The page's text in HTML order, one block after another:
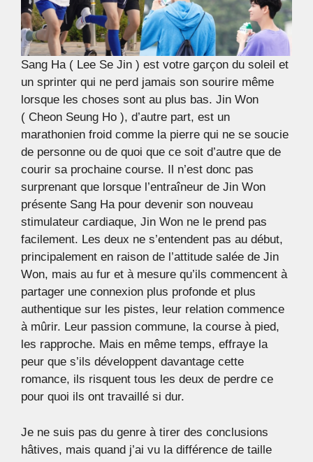
Sang Ha ( Lee Se Jin ) est votre garçon du soleil et
un sprinter qui ne perd jamais son sourire même
lorsque les choses sont au plus bas. Jin Won
( Cheon Seung Ho ), d’autre part, est un
marathonien froid comme la pierre qui ne se soucie
de personne ou de quoi que ce soit d’autre que de
courir sa prochaine course. Il n’est donc pas
surprenant que lorsque l’entraîneur de Jin Won
présente Sang Ha pour devenir son nouveau
stimulateur cardiaque, Jin Won ne le prend pas
facilement. Les deux ne s’entendent pas au début,
principalement en raison de l’attitude salée de Jin
Won, mais au fur et à mesure qu’ils commencent à
partager une connexion plus profonde et plus
authentique sur les pistes, leur relation commence
à mûrir. Leur passion commune, la course à pied,
les rapproche. Mais en même temps, effraye la
peur que s’ils développent davantage cette
romance, ils risquent tous les deux de perdre ce
pour quoi ils ont travaillé si dur.
Je ne suis pas du genre à tirer des conclusions
hâtives, mais quand j’ai vu la différence de taille